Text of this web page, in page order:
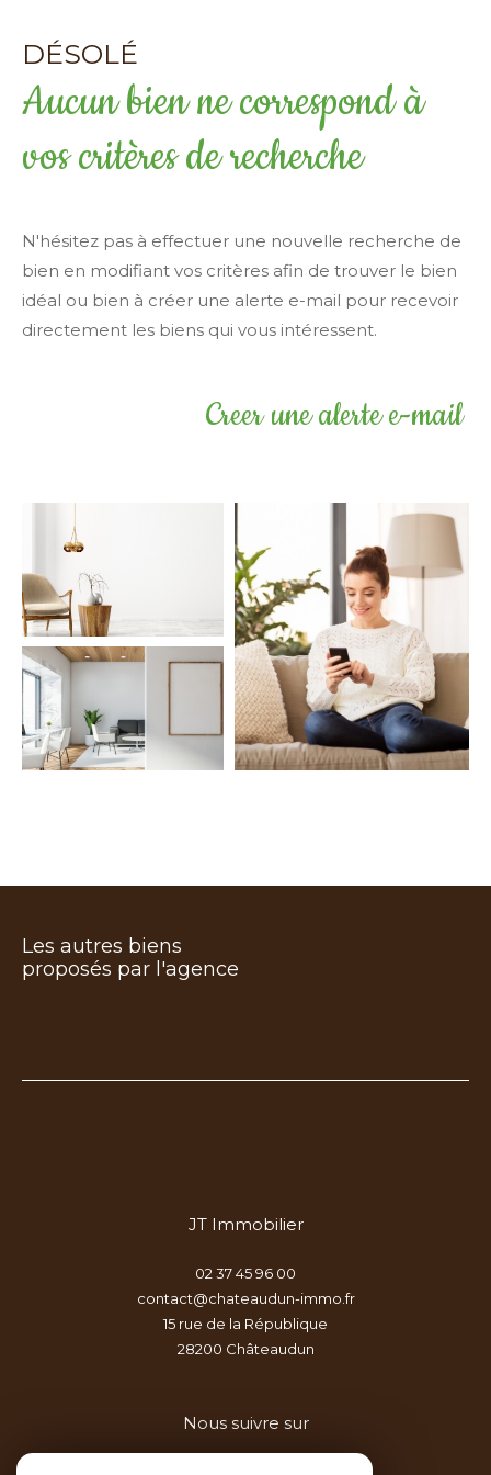
DÉSOLÉ
Aucun bien ne correspond à
vos critères de recherche
N'hésitez pas à effectuer une nouvelle recherche de
bien en modifiant vos critères afin de trouver le bien
idéal ou bien à créer une alerte e-mail pour recevoir
directement les biens qui vous intéressent.
Creer une alerte e-mail
Les autres biens
proposés par l'agence
JT Immobilier
02 37 45 96 00
contact@chateaudun-immo.fr
15 rue de la République
28200
châteaudun
Nous suivre sur
Surface
terrain
Surface terrain
Surface
Surface
Référence
PARKING PISCINE
EXCLUSIVITÉS NOUVEAUTÉS
Rechercher